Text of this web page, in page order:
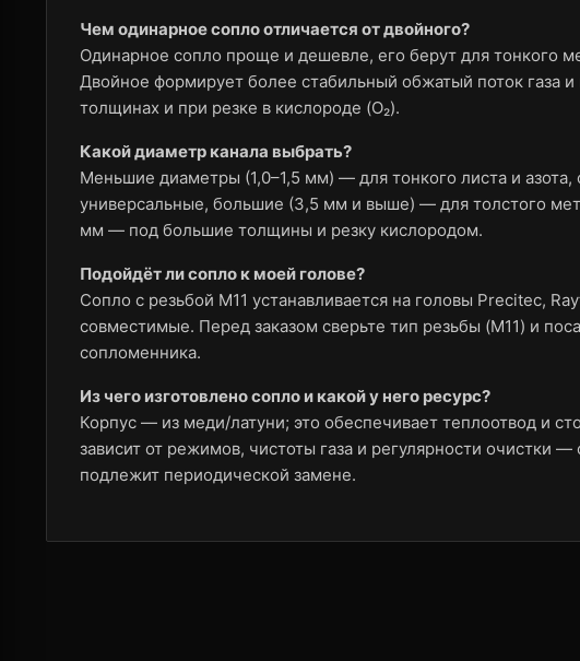
Чем одинарное сопло отличается от двойного?
Одинарное сопло проще и дешевле, его берут для тонкого
Двойное формирует более стабильный обжатый поток газа
толщинах и при резке в кислороде (O₂).
Какой диаметр канала выбрать?
Меньшие диаметры (1,0–1,5 мм) — для тонкого листа и
универсальные, большие (3,5 мм и выше) — для толстого
мм — под большие толщины и резку кислородом.
Подойдёт ли сопло к моей голове?
Сопло с резьбой M11 устанавливается на головы Precitec,
совместимые. Перед заказом сверьте тип резьбы (M11) и
сопломенника.
Из чего изготовлено сопло и какой у него ресурс?
Корпус — из меди/латуни; это обеспечивает теплоотвод и
зависит от режимов, чистоты газа и регулярности очистки
подлежит периодической замене.